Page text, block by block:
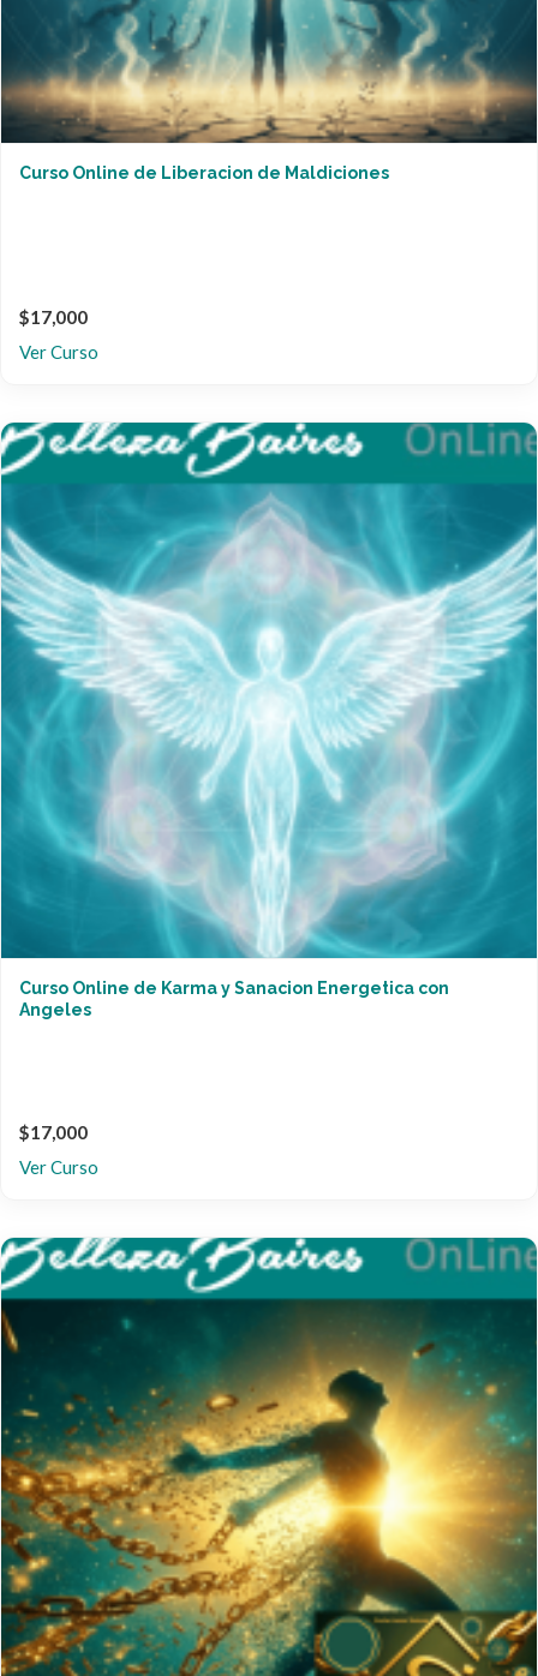
Curso Online de Liberacion de Maldiciones
$17,000
Ver Curso
Curso Online de Karma y Sanacion Energetica con
Angeles
$17,000
Ver Curso